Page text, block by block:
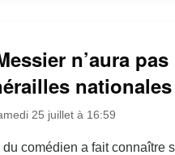
n’aura pas
nationales
25 juillet à 16:59
du comédien a fait connaître